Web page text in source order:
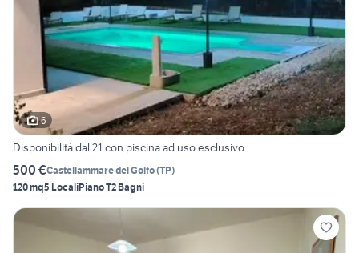
6
Disponibilità dal 21 con piscina ad uso esclusivo
500 €Castellammare del Golfo(TP)
120 mq5 LocaliPiano T2 Bagni